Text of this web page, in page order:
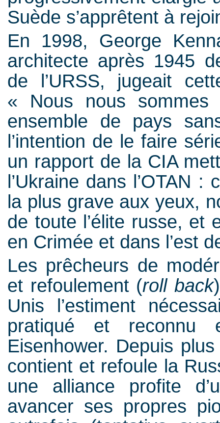
Suède s’apprêtent à
En 1998, George
architecte après 1945
de l’URSS, jugeait
« Nous nous
ensemble de pays
l’intention de le faire
un rapport de la CIA
l’Ukraine dans l’OTAN
la plus grave aux yeux,
de toute l’élite russe, et
en Crimée et dans l’est
Les prêcheurs de
et refoulement (roll back
Unis l’estiment
pratiqué et reconnu
Eisenhower. Depuis
contient et refoule la
une alliance profite
avancer ses propres